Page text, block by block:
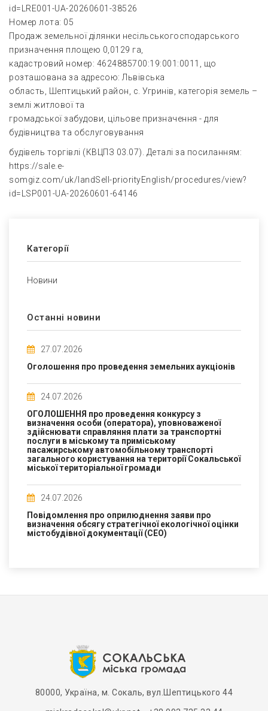
id=LRE001-UA-20260601-38526
Номер лота: 05
Продаж земельної ділянки несільськогосподарського
призначення площею 0,0129 га,
кадастровий номер: 4624885700:19:001:0011, що
розташована за адресою: Львівська
область, Шептицький район, с. Угринів, категорія земель –
землі житлової та
громадської забудови, цільове призначення - для
будівництва та обслуговування
будівель торгівлі (КВЦПЗ 03.07). Деталі за посиланням:
https://sale.e-
somgiz.com/uk/landSell-priorityEnglish/procedures/view?
id=LSP001-UA-20260601-64146
Категорії
Новини
Останні новини
27.07.2026
Оголошення про проведення земельних аукціонів
24.07.2026
ОГОЛОШЕННЯ про проведення конкурсу з
визначення особи (оператора), уповноваженої
здійснювати справляння плати за транспортні
послуги в міському та приміському
пасажирському автомобільному транспорті
загального користування на території Сокальської
міської територіальної громади
24.07.2026
Повідомлення про оприлюднення заяви про
визначення обсягу стратегічної екологічної оцінки
містобудівної документації (СЕО)
80000, Україна, м. Сокаль, вул.Шептицького 44